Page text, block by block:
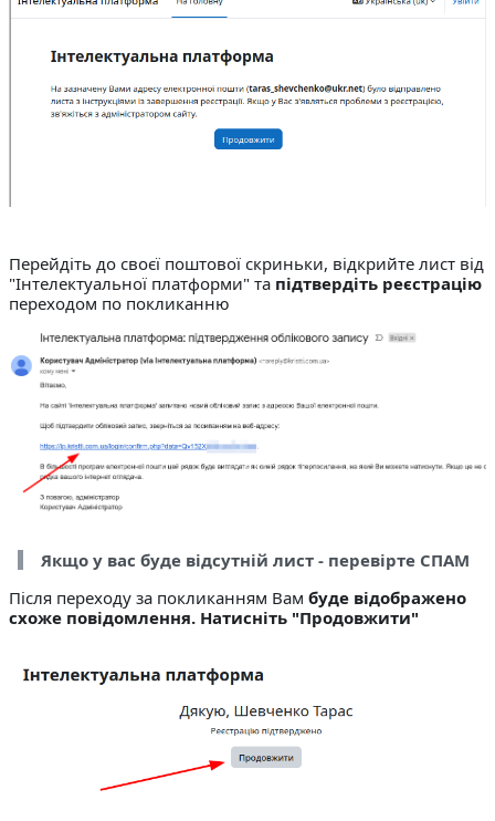
Перейдіть до своєї поштової скриньки, відкрийте лист від
"Інтелектуальної платформи" та підтвердіть реєстрацію
переходом по покликанню
Якщо у вас буде відсутній лист - перевірте СПАМ
Після переходу за покликанням Вам буде відображено
схоже повідомлення. Натисніть "Продовжити"